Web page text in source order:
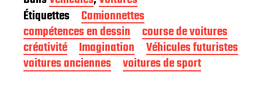
t
e
d
e
p
u
b
Étiquettes
Camionnettes
compétences en dessin
course de voitures
créativité
Imagination
Véhicules futuristes
voitures anciennes
voitures de sport